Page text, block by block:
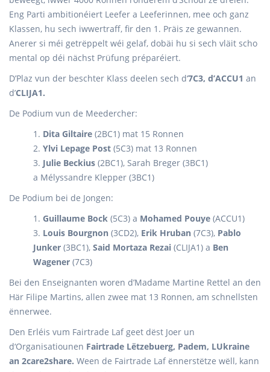
Eng Parti ambitionéiert Leefer a Leeferinnen, mee och ganz
Klassen, hu sech iwwertraff, fir den 1. Präis ze gewannen.
Anerer si méi getrëppelt wéi gelaf, dobäi hu si sech vläit scho
mental op déi nächst Prüfung préparéiert.
D’Plaz vun der beschter Klass deelen sech d‘7C3, d’ACCU1 an
d’CLIJA1.
De Podium vun de Meedercher:
1. Dita Giltaire (2BC1) mat 15 Ronnen
2. Ylvi Lepage Post (5C3) mat 13 Ronnen
3. Julie Beckius (2BC1), Sarah Breger (3BC1)
a Mélyssandre Klepper (3BC1)
De Podium bei de Jongen:
1. Guillaume Bock (5C3) a Mohamed Pouye (ACCU1)
3. Louis Bourgnon (3CD2), Erik Hruban (7C3), Pablo
Junker (3BC1), Said Mortaza Rezai (CLIJA1) a Ben
Wagener (7C3)
Bei den Enseignanten woren d’Madame Martine Rettel an den
Här Filipe Martins, allen zwee mat 13 Ronnen, am schnellsten
ënnerwee.
Den Erléis vum Fairtrade Laf geet dëst Joer un
d‘Organisatiounen Fairtrade Lëtzebuerg, Padem, LUkraine
an 2care2share. Ween de Fairtrade Laf ënnerstëtze wëll, kann